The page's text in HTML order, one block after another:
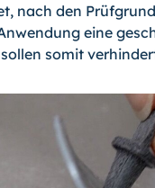
nach den
eine
somit